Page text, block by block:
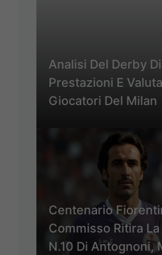
Analisi Del Derby
Prestazioni E
Giocatori Del Milan
Centenario
Commisso Ritira
N.10 Di Antognoni,